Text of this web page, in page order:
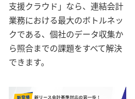
支援クラウド」なら、連結会計
業務における最大のボトルネッ
クである、個社のデータ収集か
ら照合までの課題をすべて解決
できます。